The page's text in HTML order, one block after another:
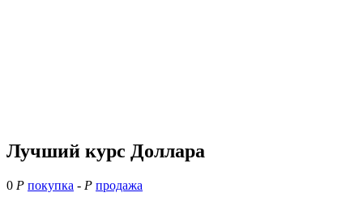
Лучший курс Доллара
0 Р покупка - Р продажа